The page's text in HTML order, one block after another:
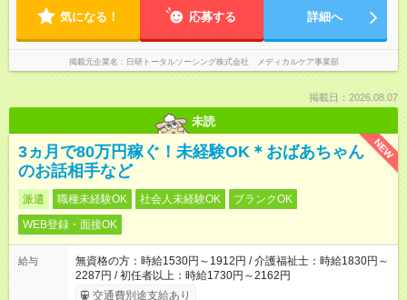
気になる！ 応募する 詳細へ
掲載元企業名 日研トータルソーシング株式会社 メディカルケア事業部
掲載日：2026.08.07
未読
NEW
3ヵ月で80万円稼ぐ！未経験OK＊おばあちゃん
のお話相手など
派遣 職種未経験OK 社会人未経験OK
ブランクOK
WEB登録・面接OK
給与
無資格の方：時給1530円～1912円 / 介護福祉士：時給1830円～
2287円 / 初任者以上：時給1730円～2162円
交通費別途支給あり